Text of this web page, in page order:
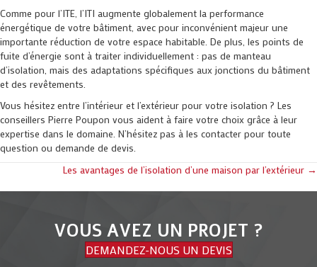
Comme pour l’ITE, l’ITI augmente globalement la performance
énergétique de votre bâtiment, avec pour inconvénient majeur une
importante réduction de votre espace habitable. De plus, les points de
fuite d’énergie sont à traiter individuellement : pas de manteau
d’isolation, mais des adaptations spécifiques aux jonctions du bâtiment
et des revêtements.
Vous hésitez entre l’intérieur et l’extérieur pour votre isolation ? Les
conseillers Pierre Poupon vous aident à faire votre choix grâce à leur
expertise dans le domaine. N’hésitez pas à les contacter pour toute
question ou demande de devis.
Les avantages de l’isolation d’une maison par l’extérieur →
VOUS AVEZ UN PROJET ?
DEMANDEZ-NOUS UN DEVIS